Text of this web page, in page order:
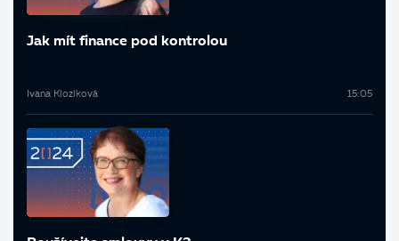
Jak mít finance pod kontrolou
Ivana Klozíková 15:05